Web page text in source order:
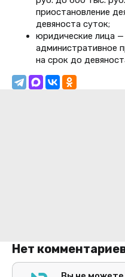
приостановление
девяноста суток;
юридические лица
административное
на срок до
Нет